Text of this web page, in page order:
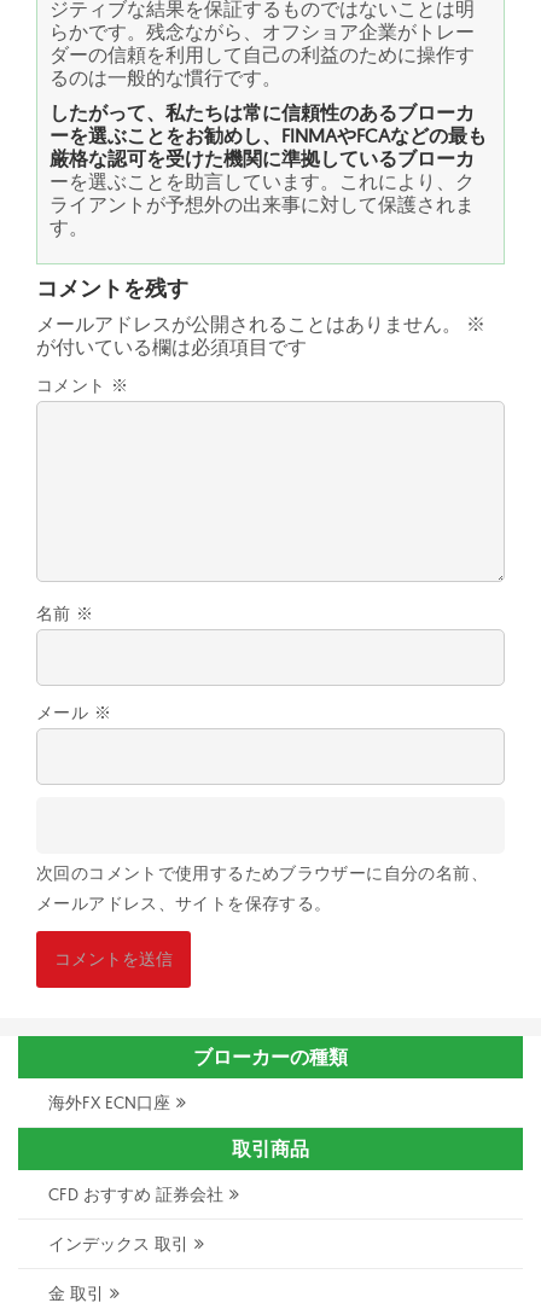
ジティブな結果を保証するものではないことは明
らかです。残念ながら、オフショア企業がトレー
ダーの信頼を利用して自己の利益のために操作す
るのは一般的な慣行です。
したがって、私たちは常に信頼性のあるブローカ
ーを選ぶことをお勧めし、FINMAやFCAなどの最も
厳格な認可を受けた機関に準拠しているブローカ
ーを選ぶことを助言しています。これにより、ク
ライアントが予想外の出来事に対して保護されま
す。
コメントを残す
メールアドレスが公開されることはありません。
※
が付いている欄は必須項目です
コメント ※
名前 ※
メール ※
次回のコメントで使用するためブラウザーに自分の名前、
メールアドレス、サイトを保存する。
ブローカーの種類
海外FX ECN口座
取引商品
CFD おすすめ 証券会社
インデックス 取引
金 取引